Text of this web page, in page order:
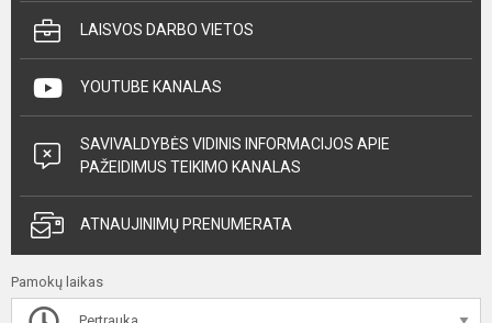
LAISVOS DARBO VIETOS
YOUTUBE KANALAS
SAVIVALDYBĖS VIDINIS INFORMACIJOS APIE
PAŽEIDIMUS TEIKIMO KANALAS
ATNAUJINIMŲ PRENUMERATA
Pamokų laikas